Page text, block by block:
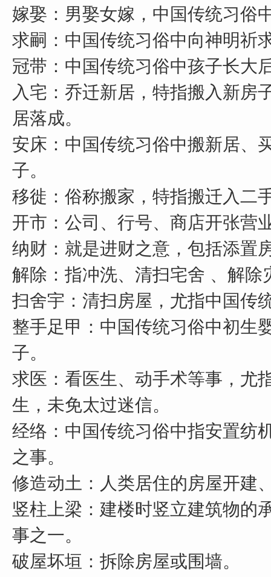
嫁娶：男娶女嫁，中国传统习俗
求嗣：中国传统习俗中向神明祈
冠带：中国传统习俗中孩子长大
入宅：乔迁新居，特指搬入新房
居落成。
安床：中国传统习俗中搬新居、
子。
移徙：俗称搬家，特指搬迁入二
开市：公司、行号、商店开张营
纳财：就是进财之意，包括添置
解除：指冲洗、清扫宅舍 、解除
扫舍宇：清扫房屋，尤指中国传
整手足甲：中国传统习俗中初生
子。
求医：看医生、动手术等事，尤
生，未免太过迷信。
经络：中国传统习俗中指安置纺
之事。
修造动土：人类居住的房屋开建
竖柱上梁：建楼时竖立建筑物的
事之一。
破屋坏垣：拆除房屋或围墙。